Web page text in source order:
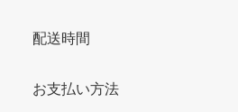
配送時間
お支払い方法